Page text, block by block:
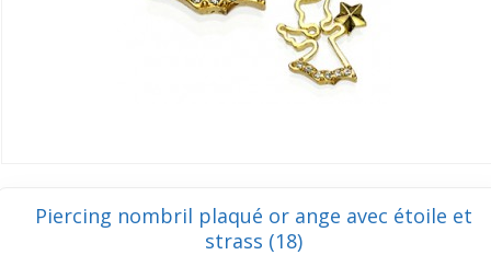
Piercing nombril plaqué or ange avec étoile et
strass (18)